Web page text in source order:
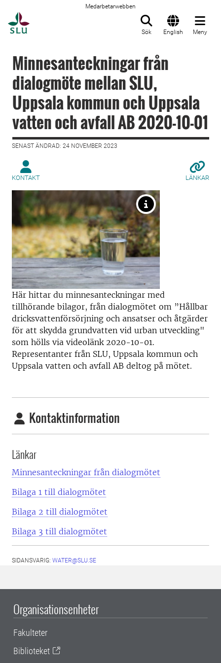
Medarbetarwebben
Sök English Meny
Minnesanteckningar från
dialogmöte mellan SLU,
Uppsala kommun och Uppsala
vatten och avfall AB 2020-10-01
SENAST ÄNDRAD: 24 NOVEMBER 2023
KONTAKT LÄNKAR
Här hittar du minnesanteckningar med
tillhörande bilagor, från dialogmötet om ”Hållbar
dricksvattenförsörjning och ansatser och åtgärder
för att skydda grundvatten vid urban utveckling"
som hölls via videolänk 2020-10-01.
Representanter från SLU, Uppsala kommun och
Uppsala vatten och avfall AB deltog på mötet.
Kontaktinformation
Länkar
Minnesanteckningar från dialogmötet
Bilaga 1 till dialogmötet
Bilaga 2 till dialogmötet
Bilaga 3 till dialogmötet
SIDANSVARIG: WATER@SLU.SE
Organisationsenheter
Fakulteter
Biblioteket